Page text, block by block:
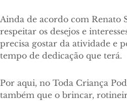
Ainda de acordo com Renato
respeitar os desejos e
precisa gostar da atividade e
tempo de dedicação que terá.
Por aqui, no Toda Criança
também que o brincar,